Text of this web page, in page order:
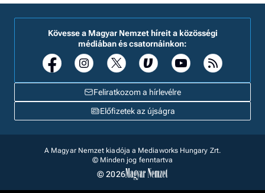
Feliratkozom a hírlevélre
Kövesse a Magyar Nemzet híreit a közösségi
médiában és csatornáinkon:
Előfizetek az újságra
A Magyar Nemzet kiadója a Mediaworks Hungary Zrt.
© Minden jog fenntartva
© 2026